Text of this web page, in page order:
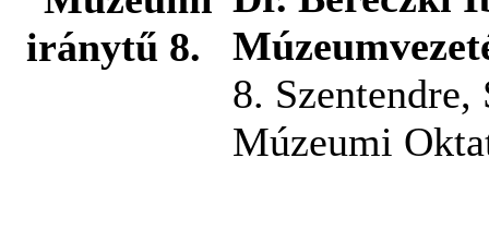
8.
Múzeumi